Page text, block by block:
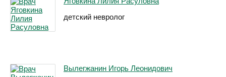
детский невролог
Вылегжанин Игорь Леонидович